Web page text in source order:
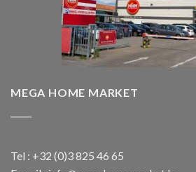
MEGA HOME MARKET
Tel : +32 (0)3 825 46 65